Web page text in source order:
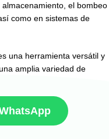
el bombeo
como en sistemas de
una herramienta versátil y
amplia variedad de